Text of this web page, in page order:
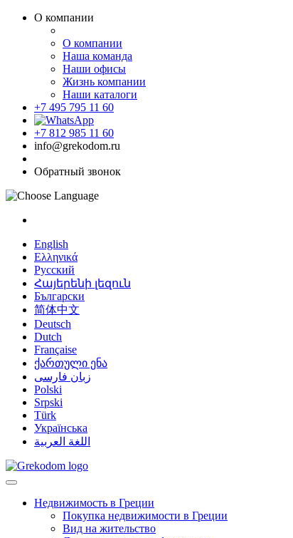
О компании
О компании
Наша команда
Наши офисы
Жизнь компании
Наши каталоги
+7 495 795 11 60
+7 812 985 11 60
info@grekodom.ru
Обратный звонок
English
Ελληνικά
Русский
Հայերենի լեզուն
Български
简体中文
Deutsch
Dutch
Française
ქართული ენა
زبان فارسی
Polski
Srpski
Türk
Українська
اللغة العربية
Недвижимость в Греции
Покупка недвижимости в Греции
Вид на жительство